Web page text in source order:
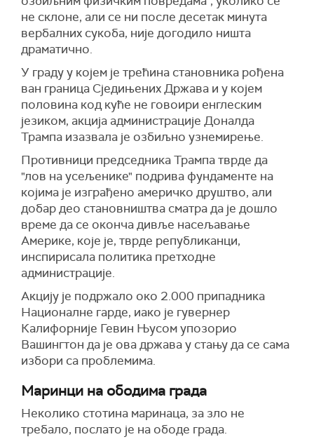
не склоне, али се ни после десетак минута
вербалних сукоба, није догодило ништа
драматично.
У граду у којем је трећина становника рођена
ван граница Сједињених Држава и у којем
половина код куће не говоири енглеским
језиком, акција администрације Доналда
Трампа изазвала је озбиљно узнемирење.
Противници председника Трампа тврде да
"лов на усељенике" подрива фундаменте на
којима је изграђено америчко друштво, али
добар део становништва сматра да је дошло
време да се оконча дивље насељавање
Америке, које је, тврде републиканци,
инспирисала политика претходне
администрације.
Акцију је подржало око 2.000 припадника
Националне гарде, иако је гувернер
Калифорније Гевин Њусом упозорио
Вашингтон да је ова држава у стању да се сама
избори са проблемима.
Маринци на ободима града
Неколико стотина маринаца, за зло не
требало, послато је на ободе града.